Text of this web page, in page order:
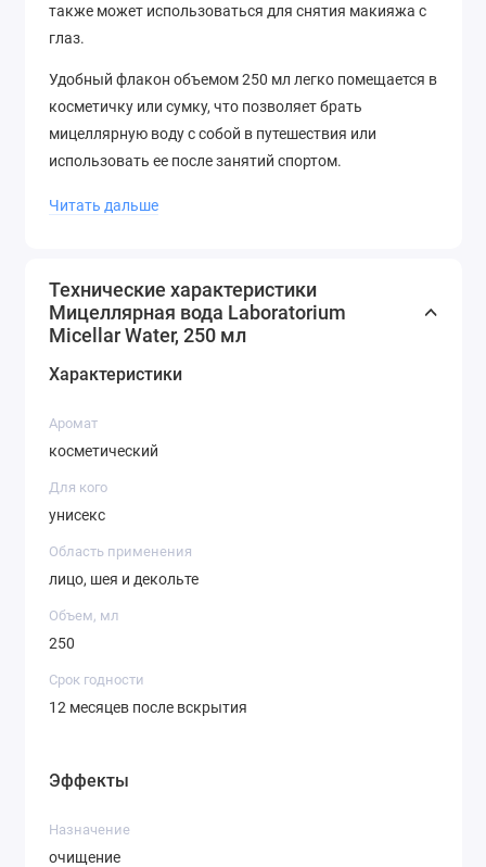
также может использоваться для снятия макияжа с
глаз.
Удобный флакон объемом 250 мл легко помещается в
косметичку или сумку, что позволяет брать
мицеллярную воду с собой в путешествия или
использовать ее после занятий спортом.
длительное использование.
наслаждайтесь чистой, свежей и здоровой кожей
каждый день!
Читать дальше
Технические характеристики
Мицеллярная вода Laboratorium
Micellar Water, 250 мл
Характеристики
Аромат
косметический
Для кого
унисекс
Область применения
лицо, шея и декольте
Объем, мл
250
Срок годности
12 месяцев после вскрытия
Эффекты
Назначение
очищение